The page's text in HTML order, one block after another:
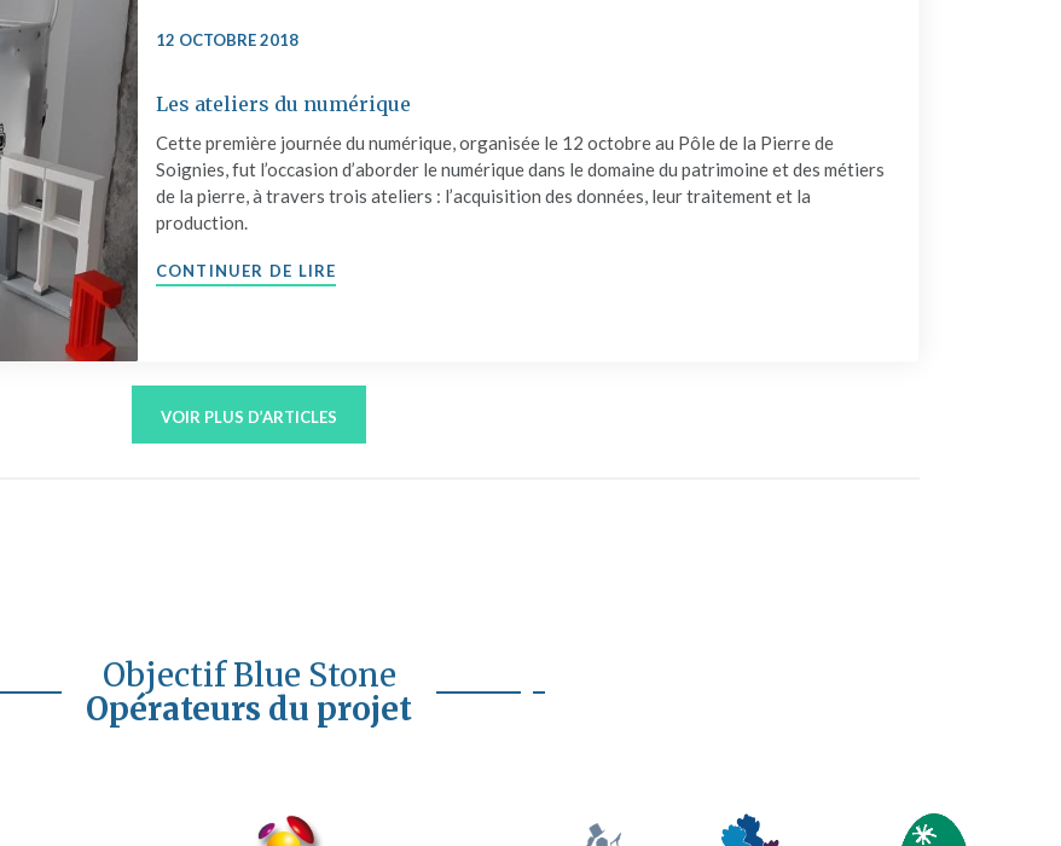
12 OCTOBRE 2018
Les ateliers du numérique
Cette première journée du numérique, organisée le 12 octobre au Pôle de la Pierre de
Soignies, fut l’occasion d’aborder le numérique dans le domaine du patrimoine et des métiers
de la pierre, à travers trois ateliers : l’acquisition des données, leur traitement et la
production.
CONTINUER DE LIRE
VOIR PLUS D’ARTICLES
Objectif Blue Stone
Opérateurs du projet